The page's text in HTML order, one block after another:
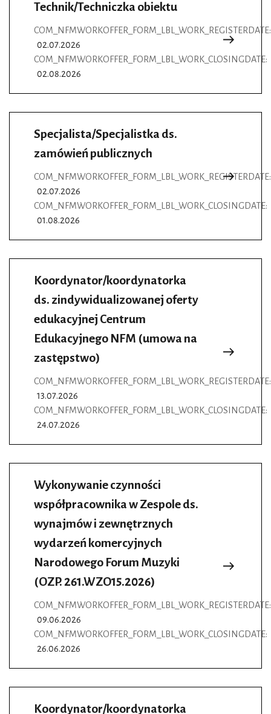
Technik/Techniczka obiektu
COM_NFMWORKOFFER_FORM_LBL_WORK_REGISTERDATE:
02.07.2026
COM_NFMWORKOFFER_FORM_LBL_WORK_CLOSINGDATE:
02.08.2026
Specjalista/Specjalistka ds.
zamówień publicznych
COM_NFMWORKOFFER_FORM_LBL_WORK_REGISTERDATE:
02.07.2026
COM_NFMWORKOFFER_FORM_LBL_WORK_CLOSINGDATE:
01.08.2026
Koordynator/koordynatorka
ds. zindywidualizowanej oferty
edukacyjnej Centrum
Edukacyjnego NFM (umowa na
zastępstwo)
COM_NFMWORKOFFER_FORM_LBL_WORK_REGISTERDATE:
13.07.2026
COM_NFMWORKOFFER_FORM_LBL_WORK_CLOSINGDATE:
24.07.2026
Wykonywanie czynności
współpracownika w Zespole ds.
wynajmów i zewnętrznych
wydarzeń komercyjnych
Narodowego Forum Muzyki
(OZP. 261.WZO15.2026)
COM_NFMWORKOFFER_FORM_LBL_WORK_REGISTERDATE:
09.06.2026
COM_NFMWORKOFFER_FORM_LBL_WORK_CLOSINGDATE:
26.06.2026
Koordynator/koordynatorka